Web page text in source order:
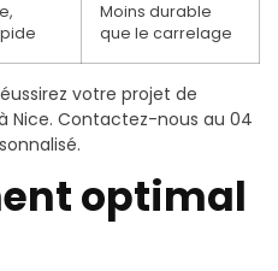
Moins durable
que le carrelage
votre projet de
Nice. Contactez-nous au 04
optimal